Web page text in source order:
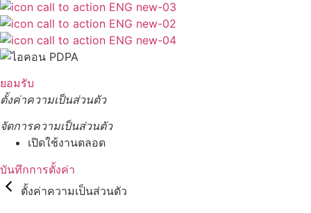
ยอมรับ
ตั้งค่าความเป็นส่วนตัว
จัดการความเป็นส่วนตัว
เปิดใช้งานตลอด
บันทึกการตั้งค่า
ตั้งค่าความเป็นส่วนตัว